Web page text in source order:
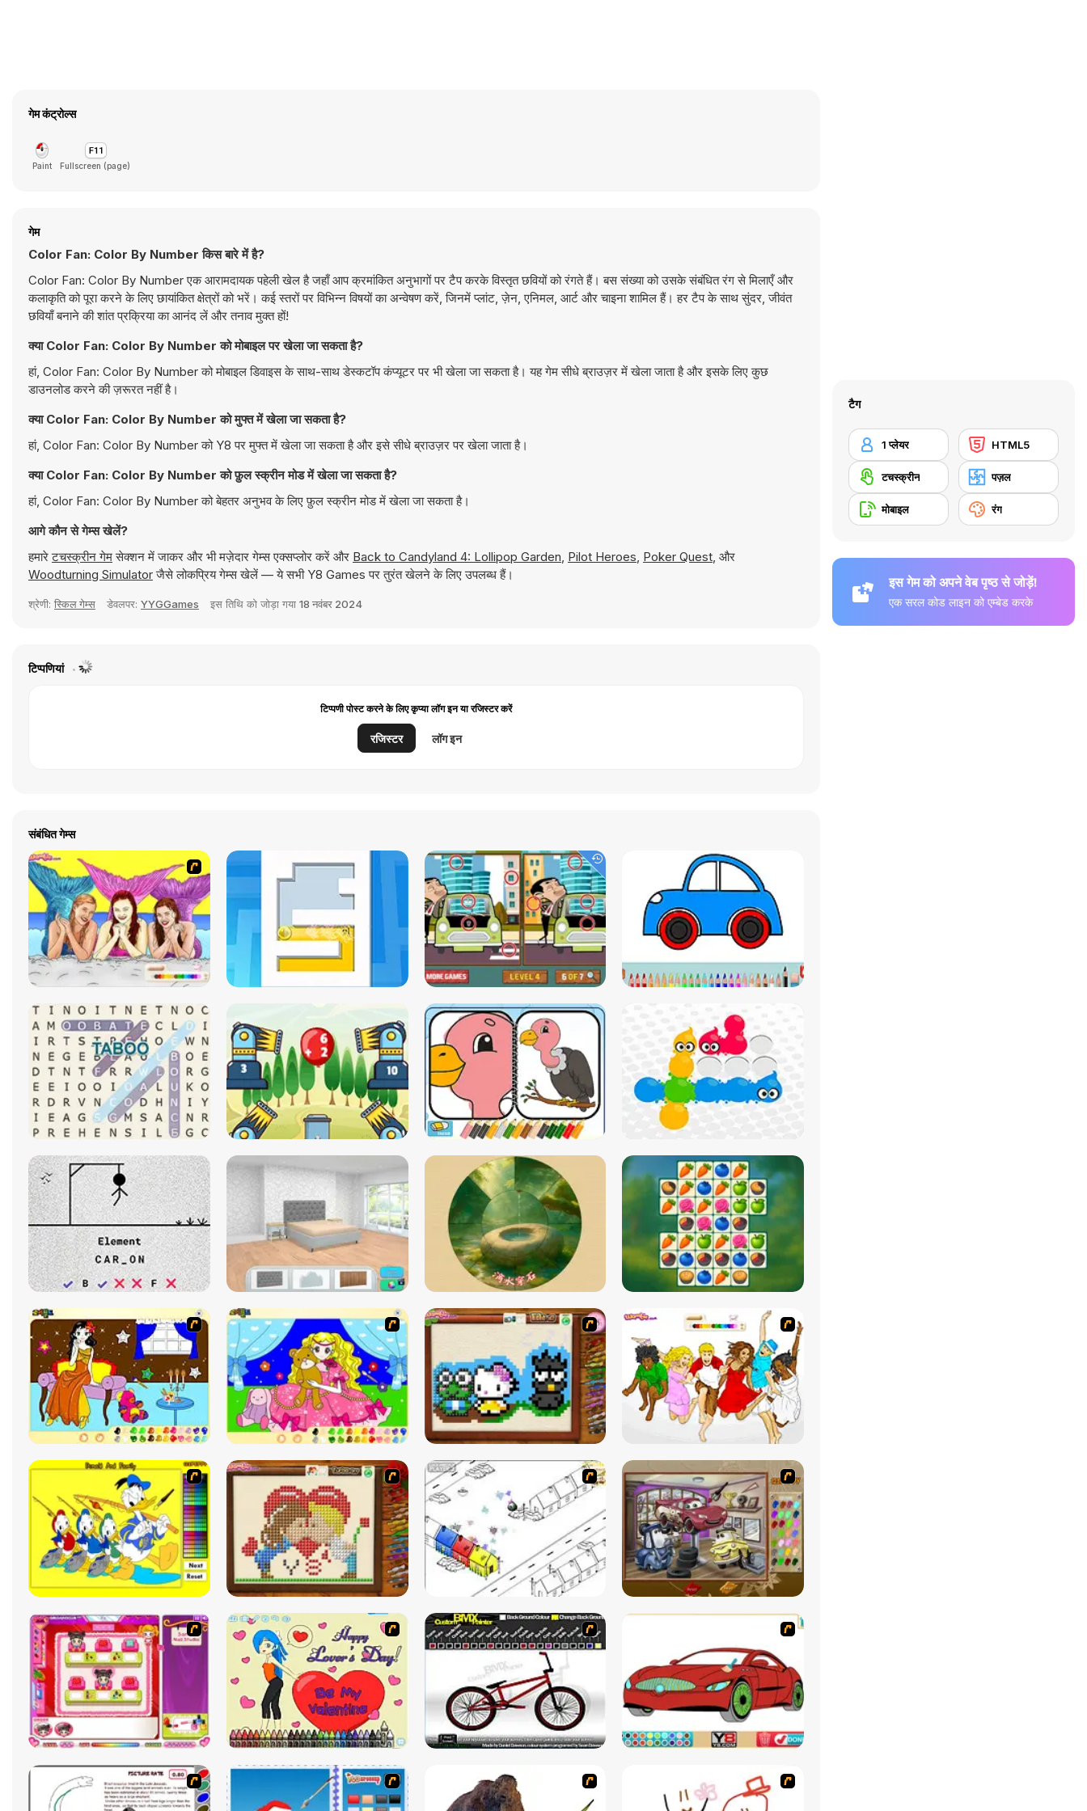
गेम कंट्रोल्स
Paint Fullscreen (page)
गेम
Color Fan: Color By Number किस बारे में है?
Color Fan: Color By Number एक आरामदायक पहेली खेल है जहाँ आप क्रमांकित अनुभागों पर टैप करके विस्तृत छवियों को रंगते हैं। बस संख्या को उसके संबंधित रंग से मिलाएँ और
कलाकृति को पूरा करने के लिए छायांकित क्षेत्रों को भरें। कई स्तरों पर विभिन्न विषयों का अन्वेषण करें, जिनमें प्लांट, ज़ेन, एनिमल, आर्ट और चाइना शामिल हैं। हर टैप के साथ सुंदर, जीवंत
छवियाँ बनाने की शांत प्रक्रिया का आनंद लें और तनाव मुक्त हों!
क्या Color Fan: Color By Number को मोबाइल पर खेला जा सकता है?
हां, Color Fan: Color By Number को मोबाइल डिवाइस के साथ-साथ डेस्कटॉप कंप्यूटर पर भी खेला जा सकता है। यह गेम सीधे ब्राउज़र में खेला जाता है और इसके लिए कुछ
डाउनलोड करने की ज़रूरत नहीं है।
क्या Color Fan: Color By Number को मुफ्त में खेला जा सकता है?
हां, Color Fan: Color By Number को Y8 पर मुफ्त में खेला जा सकता है और इसे सीधे ब्राउज़र पर खेला जाता है।
क्या Color Fan: Color By Number को फ़ुल स्क्रीन मोड में खेला जा सकता है?
हां, Color Fan: Color By Number को बेहतर अनुभव के लिए फ़ुल स्क्रीन मोड में खेला जा सकता है।
आगे कौन से गेम्स खेलें?
हमारेटचस्क्रीन गेमसेक्शन में जाकर और भी मज़ेदार गेम्स एक्सप्लोर करें और Back to Candyland 4: Lollipop Garden, Pilot Heroes, Poker Quest, और
Woodturning Simulatorजैसे लोकप्रिय गेम्स खेलें — ये सभी Y8 Games पर तुरंत खेलने के लिए उपलब्ध हैं।
श्रेणी: स्किल गेम्स डेवलपर: YYGGames इस तिथि को जोड़ा गया 18 नवंबर 2024
टिप्पणियां
टिप्पणी पोस्ट करने के लिए कृप्या लॉग इन या रजिस्टर करें
रजिस्टर लॉग इन
संबंधित गेम्स
टैग
1 प्लेयर HTML5
टचस्क्रीन पज़ल
मोबाइल रंग
इस गेम को अपने वेब पृष्ठ से जोड़ें!
एक सरल कोड लाइन को एम्बेड करके